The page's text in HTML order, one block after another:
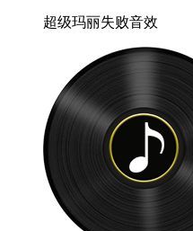
超级玛丽失败音效